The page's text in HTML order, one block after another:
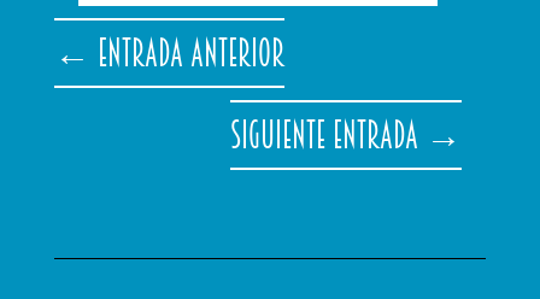
← Entrada anterior
Siguiente entrada →